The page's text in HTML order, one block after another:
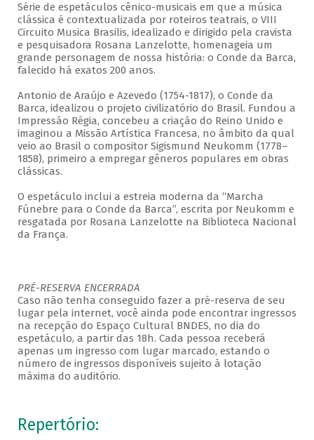
Série de espetáculos cênico-musicais em que a música
clássica é contextualizada por roteiros teatrais, o VIII
Circuito Musica Brasilis, idealizado e dirigido pela cravista
e pesquisadora Rosana Lanzelotte, homenageia um
grande personagem de nossa história: o Conde da Barca,
falecido há exatos 200 anos.
Antonio de Araújo e Azevedo (1754-1817), o Conde da
Barca, idealizou o projeto civilizatório do Brasil. Fundou a
Impressão Régia, concebeu a criação do Reino Unido e
imaginou a Missão Artística Francesa, no âmbito da qual
veio ao Brasil o compositor Sigismund Neukomm (1778–
1858), primeiro a empregar gêneros populares em obras
clássicas.
O espetáculo inclui a estreia moderna da “Marcha
Fúnebre para o Conde da Barca”, escrita por Neukomm e
resgatada por Rosana Lanzelotte na Biblioteca Nacional
da França.
PRÉ-RESERVA ENCERRADA
Caso não tenha conseguido fazer a pré-reserva de seu
lugar pela internet, você ainda pode encontrar ingressos
na recepção do Espaço Cultural BNDES, no dia do
espetáculo, a partir das 18h. Cada pessoa receberá
apenas um ingresso com lugar marcado, estando o
número de ingressos disponíveis sujeito à lotação
máxima do auditório.
Repertório: